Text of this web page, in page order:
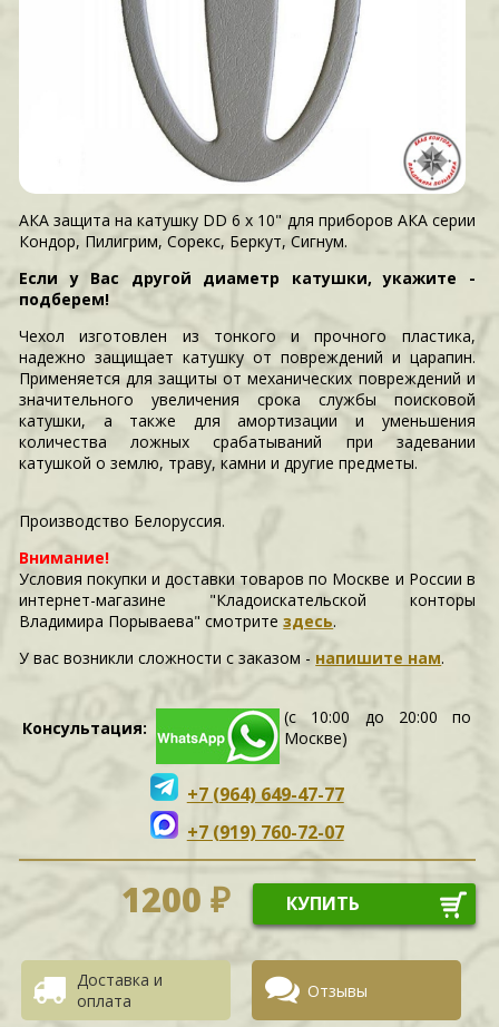
АКА защита на катушку DD 6 х 10" для приборов АКА серии
Кондор, Пилигрим, Сорекс, Беркут, Сигнум.
Если у Вас другой диаметр катушки, укажите -
подберем!
Чехол изготовлен из тонкого и прочного пластика,
надежно защищает катушку от повреждений и царапин.
Применяется для защиты от механических повреждений и
значительного увеличения срока службы поисковой
катушки, а также для амортизации и уменьшения
количества ложных срабатываний при задевании
катушкой о землю, траву, камни и другие предметы.
Производство Белоруссия.
Внимание!
Условия покупки и доставки товаров по Москве и России в
интернет-магазине "Кладоискательской конторы
Владимира Порываева" смотритездесь.
У вас возникли сложности c заказом - напишите нам.
Консультация:
(с 10:00 до 20:00 по
Москве)
+7 (964) 649-47-77
+7 (919) 760-72-07
1200 ₽ КУПИТЬ
Доставка и
оплата
Отзывы